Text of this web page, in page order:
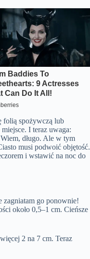
folią spożywczą lub
I teraz uwaga:
długo. Ale w tym
musi podwoić objętość.
i wstawić na noc do
zagniatam go ponownie!
około 0,5–1 cm. Cieńsze
2 na 7 cm. Teraz